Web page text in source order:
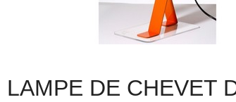
LAMPE DE CHEVET